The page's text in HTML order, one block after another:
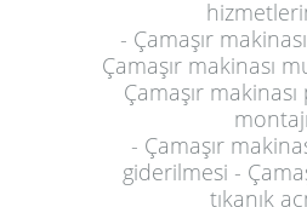
- Çamaşır
Çamaşır makinası
Çamaşır
montajı
- Çamaşır
giderilmesi -
tıkanık